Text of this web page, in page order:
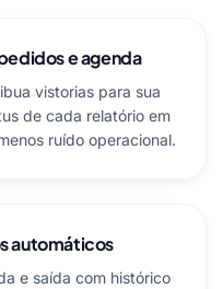
e agenda
vistorias para sua
de cada relatório em
ruído operacional.
automáticos
e saída com histórico